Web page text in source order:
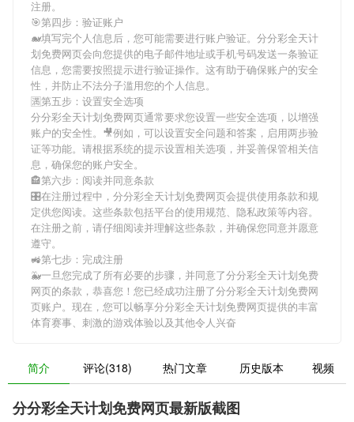
注册。
🎯第四步：验证账户
🐋填写完个人信息后，您可能需要进行账户验证。 分分彩全天计
划免费网页会向您提供的电子邮件地址或手机号码发送一条验证
信息，您需要按照提示进行验证操作。这有助于确保账户的安全
性，并防止不法分子滥用您的个人信息。
🈵第五步：设置安全选项
分分彩全天计划免费网页通常要求您设置一些安全选项，以增强
账户的安全性。🎥例如，可以设置安全问题和答案，启用两步验
证等功能。请根据系统的提示设置相关选项，并妥善保管相关信
息，确保您的账户安全。
🏤第六步：阅读并同意条款
🎛在注册过程中， 分分彩全天计划免费网页会提供使用条款和规
定供您阅读。这些条款包括平台的使用规范、隐私政策等内容。
在注册之前，请仔细阅读并理解这些条款，并确保您同意并愿意
遵守。
🚜第七步：完成注册
🐳一旦您完成了所有必要的步骤，并同意了分分彩全天计划免费
网页的条款，恭喜您！您已经成功注册了分分彩全天计划免费网
页账户。现在，您可以畅享分分彩全天计划免费网页提供的丰富
体育赛事、刺激的游戏体验以及其他令人兴奋
简介 评论(318) 热门文章 历史版本 视频
分分彩全天计划免费网页最新版截图